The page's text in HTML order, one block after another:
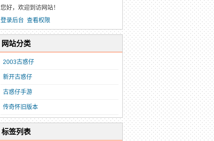
您好，欢迎到访网站！
登录后台 查看权限
网站分类
2003古惑仔
新开古惑仔
古惑仔手游
传奇怀旧版本
标签列表